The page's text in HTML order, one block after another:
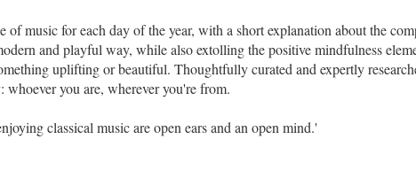
of music for each day of the year, with a short explanation about the
and playful way, while also extolling the positive mindfulness
uplifting or beautiful. Thoughtfully curated and expertly
whoever you are, wherever you're from.
classical music are open ears and an open mind.'